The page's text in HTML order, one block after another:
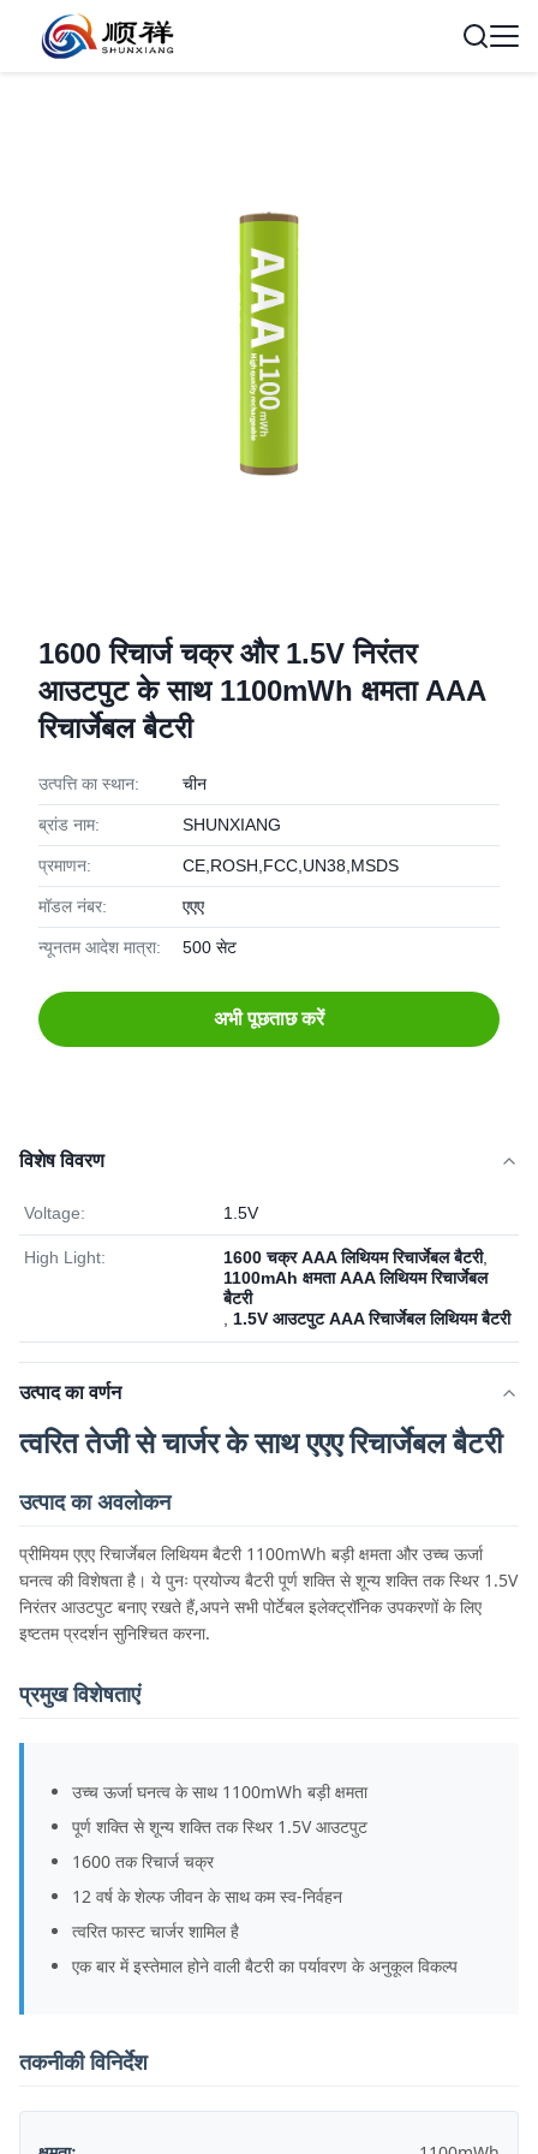
1600 रिचार्ज चक्र और 1.5V निरंतर
आउटपुट के साथ 1100mWh क्षमता AAA
रिचार्जेबल बैटरी
उत्पत्ति का स्थान: चीन
ब्रांड नाम: SHUNXIANG
प्रमाणन: CE,ROSH,FCC,UN38,MSDS
मॉडल नंबर: एएए
न्यूनतम आदेश मात्रा: 500 सेट
अभी पूछताछ करें
विशेष विवरण
Voltage: 1.5V
High Light: 1600 चक्र AAA लिथियम रिचार्जेबल बैटरी,
1100mAh क्षमता AAA लिथियम रिचार्जेबल
बैटरी
1.5V आउटपुट AAA रिचार्जेबल लिथियम बैटरी
उत्पाद का वर्णन
त्वरित तेजी से चार्जर के साथ एएए रिचार्जेबल बैटरी
उत्पाद का अवलोकन
प्रीमियम एएए रिचार्जेबल लिथियम बैटरी 1100mWh बड़ी क्षमता और उच्च ऊर्जा
घनत्व की विशेषता है। ये पुनः प्रयोज्य बैटरी पूर्ण शक्ति से शून्य शक्ति तक स्थिर 1.5V
निरंतर आउटपुट बनाए रखते हैं,अपने सभी पोर्टेबल इलेक्ट्रॉनिक उपकरणों के लिए
इष्टतम प्रदर्शन सुनिश्चित करना.
प्रमुख विशेषताएं
उच्च ऊर्जा घनत्व के साथ 1100mWh बड़ी क्षमता
पूर्ण शक्ति से शून्य शक्ति तक स्थिर 1.5V आउटपुट
1600 तक रिचार्ज चक्र
12 वर्ष के शेल्फ जीवन के साथ कम स्व-निर्वहन
त्वरित फास्ट चार्जर शामिल है
एक बार में इस्तेमाल होने वाली बैटरी का पर्यावरण के अनुकूल विकल्प
तकनीकी विनिर्देश